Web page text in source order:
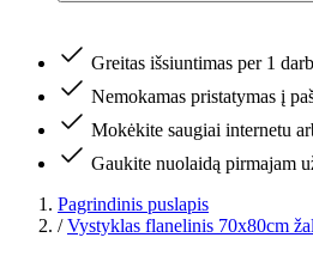
Greitas išsiuntimas per 1
Nemokamas pristatymas į
Mokėkite saugiai internetu
Gaukite nuolaidą pirmajam
Pagrindinis puslapis
/ Vystyklas flanelinis 70x80cm